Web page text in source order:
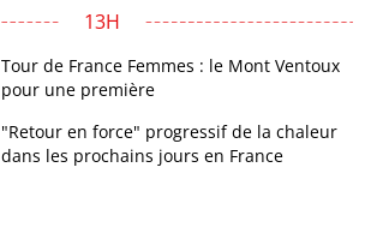
13H
Tour de France Femmes : le Mont Ventoux
pour une première
"Retour en force" progressif de la chaleur
dans les prochains jours en France